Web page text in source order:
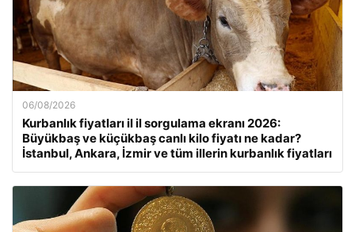
06/08/2026
Kurbanlık fiyatları il il sorgulama ekranı 2026:
Büyükbaş ve küçükbaş canlı kilo fiyatı ne kadar?
İstanbul, Ankara, İzmir ve tüm illerin kurbanlık fiyatları